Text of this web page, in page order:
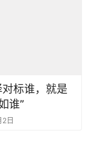
对标谁，就是
谁”
日